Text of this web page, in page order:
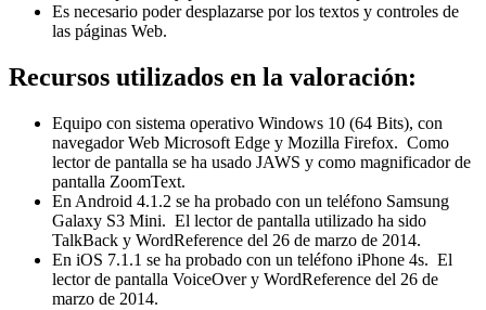
Es necesario poder desplazarse por los textos y controles de
las páginas Web.
Recursos utilizados en la valoración:
Equipo con sistema operativo Windows 10 (64 Bits), con
navegador Web Microsoft Edge y Mozilla Firefox. Como
lector de pantalla se ha usado JAWS y como magnificador de
pantalla ZoomText.
En Android 4.1.2 se ha probado con un teléfono Samsung
Galaxy S3 Mini. El lector de pantalla utilizado ha sido
TalkBack y WordReference del 26 de marzo de 2014.
En iOS 7.1.1 se ha probado con un teléfono iPhone 4s. El
lector de pantalla VoiceOver y WordReference del 26 de
marzo de 2014.